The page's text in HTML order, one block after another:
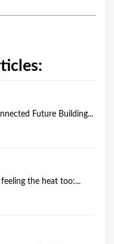
Future Building...
the heat too:...